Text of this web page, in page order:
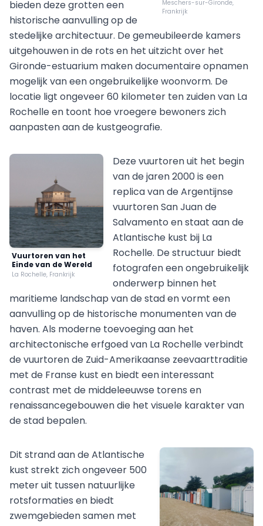
Meschers-sur-Gironde,
Frankrijk
bieden deze grotten een
historische aanvulling op de
stedelijke architectuur. De gemeubileerde kamers
uitgehouwen in de rots en het uitzicht over het
Gironde-estuarium maken documentaire opnamen
mogelijk van een ongebruikelijke woonvorm. De
locatie ligt ongeveer 60 kilometer ten zuiden van La
Rochelle en toont hoe vroegere bewoners zich
aanpasten aan de kustgeografie.
Vuurtoren van het
Einde van de Wereld
La Rochelle, Frankrijk
Deze vuurtoren uit het begin
van de jaren 2000 is een
replica van de Argentijnse
vuurtoren San Juan de
Salvamento en staat aan de
Atlantische kust bij La
Rochelle. De structuur biedt
fotografen een ongebruikelijk
onderwerp binnen het
maritieme landschap van de stad en vormt een
aanvulling op de historische monumenten van de
haven. Als moderne toevoeging aan het
architectonische erfgoed van La Rochelle verbindt
de vuurtoren de Zuid-Amerikaanse zeevaarttraditie
met de Franse kust en biedt een interessant
contrast met de middeleeuwse torens en
renaissancegebouwen die het visuele karakter van
de stad bepalen.
Dit strand aan de Atlantische
kust strekt zich ongeveer 500
meter uit tussen natuurlijke
rotsformaties en biedt
zwemgebieden samen met